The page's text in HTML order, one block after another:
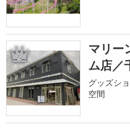
2
マリー
ム店／
グッズシ
空間